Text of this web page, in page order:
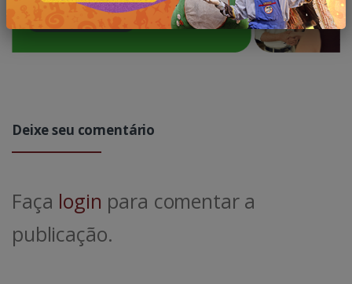
Deixe seu comentário
Faça login para comentar a
publicação.